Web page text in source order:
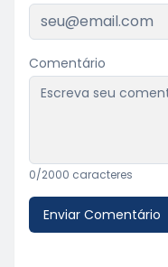
Comentário
0/2000 caracteres
Enviar Comentário